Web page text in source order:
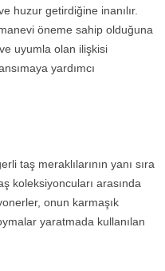
huzur getirdiğine inanılır.
öneme sahip olduğuna
uyumla olan ilişkisi
yardımcı
taş meraklılarının yanı sıra
koleksiyoncuları arasında
onun karmaşık
yaratmada kullanılan